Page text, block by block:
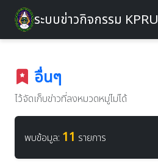
ระบบข่าวกิจกรรม KPRU
อื่นๆ
ไว้จัดเก็บข่าวที่ลงหมวดหมู่ไม่ได้
พบข้อมูล: 11 รายการ